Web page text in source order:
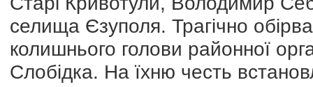
селища Єзуполя. Трагічно
колишнього голови районної
Слобідка. На їхню честь